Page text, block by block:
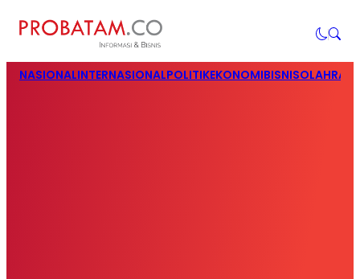
NASIONALINTERNASIONALPOLITIKEKONOMIBISNIS